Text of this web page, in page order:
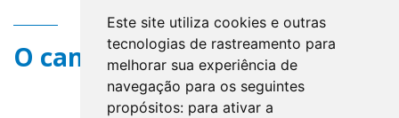
Este site utiliza cookies e outras
tecnologias de rastreamento para
melhorar sua experiência de
navegação para os seguintes
propósitos: para ativar a
O campo title não existe.